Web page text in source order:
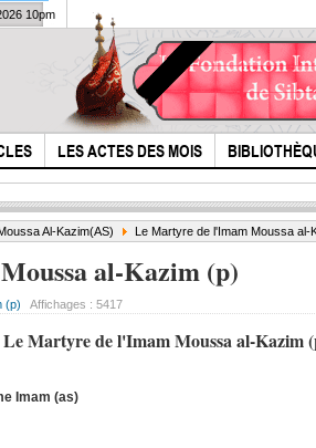
LES ACTES DES MOIS
10pm
Al-Kazim(AS) Le Martyre de l'Imam Moussa al-
al-Kazim (p)
(p) Affichages : 5417
Le Martyre de l'Imam Moussa al-Kazim
Imam (as)